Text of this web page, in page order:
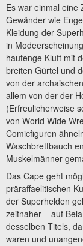
Es war einmal eine
Gewänder wie
Kleidung der
in
hautenge Kluft mit
breiten Gürtel und
von der
allem von der der
(Erfreulicherweise
von World Wide
Comicfiguren
Waschbrettbauch
Muskelmänner
Das Cape geht
präraffaelitischen
der Superhelden
zeitnaher – auf
desselben Titels,
waren und